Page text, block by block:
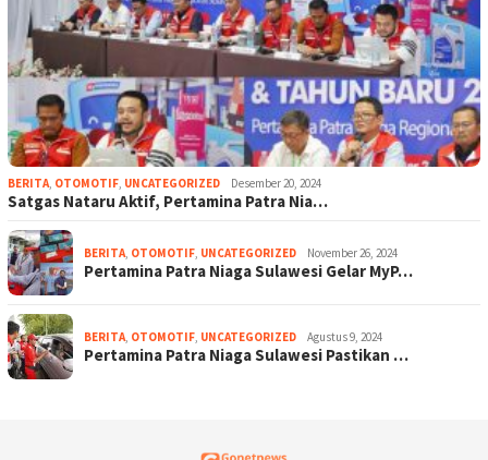
BERITA, OTOMOTIF, UNCATEGORIZED Desember 20, 2024
Satgas Nataru Aktif, Pertamina Patra Nia…
BERITA, OTOMOTIF, UNCATEGORIZED November 26, 2024
Pertamina Patra Niaga Sulawesi Gelar MyP…
BERITA, OTOMOTIF, UNCATEGORIZED Agustus 9, 2024
Pertamina Patra Niaga Sulawesi Pastikan …